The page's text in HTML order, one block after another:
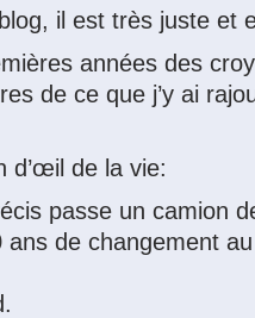
il est très juste et
années des
de ce que j’y ai
d’œil de la vie:
passe un camion
de changement